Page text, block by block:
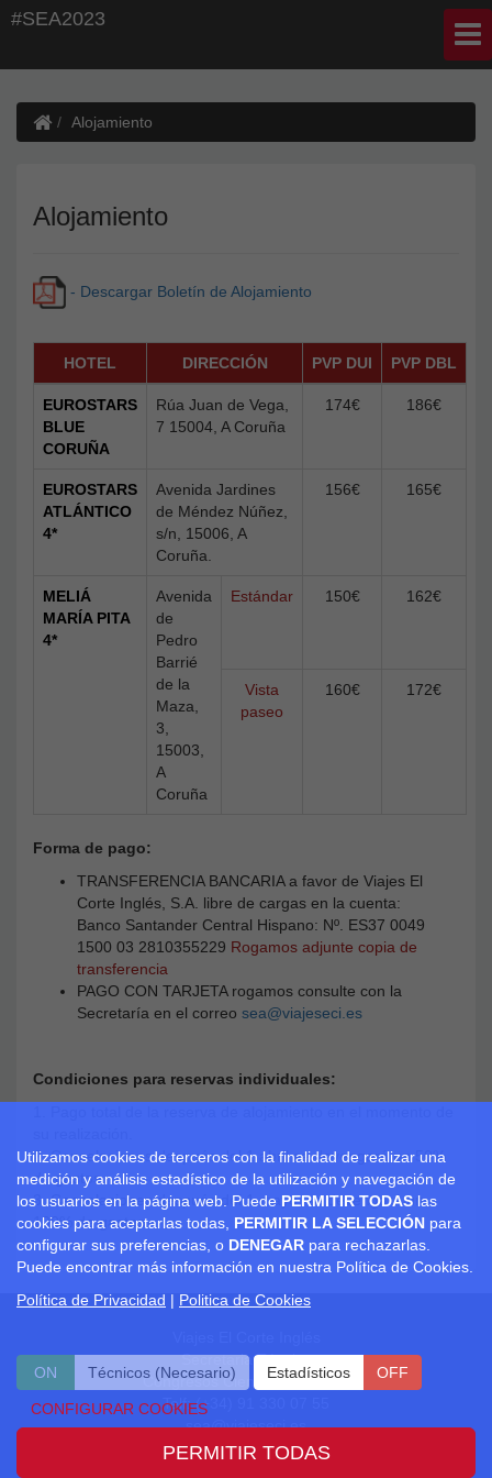
#SEA2023
Alojamiento
Alojamiento
- Descargar Boletín de Alojamiento
HOTEL DIRECCIÓN PVP DUI PVP DBL
EUROSTARS
BLUE
CORUÑA
Rúa Juan de Vega,
7 15004, A Coruña
174€ 186€
EUROSTARS
ATLÁNTICO
4*
Avenida Jardines
de Méndez Núñez,
s/n, 15006, A
Coruña.
156€ 165€
MELIÁ
MARÍA PITA
4*
Avenida
de
Pedro
Barrié
de la
Maza,
3,
15003,
A
Coruña
Estándar 150€ 162€
Vista
paseo
160€ 172€
Forma de pago:
TRANSFERENCIA BANCARIA a favor de Viajes El
Corte Inglés, S.A. libre de cargas en la cuenta:
Banco Santander Central Hispano: Nº. ES37 0049
1500 03 2810355229 Rogamos adjunte copia de
transferencia
PAGO CON TARJETA rogamos consulte con la
Secretaría en el correo sea@viajeseci.es
Condiciones para reservas individuales:
2. Cancelaciones después del 1 abril se devengará un 50%
de gastos.
3. Cancelaciones después del 1 mayo, se devengará un
100% de gastos.
Secretaria Técnica
Congresos Científico Médicos
Telf: (+34) 91 330 07 55
sea@viajeseci.es
Utilizamos cookies de terceros con la finalidad de realizar una
medición y análisis estadístico de la utilización y navegación de
los usuarios en la página web. Puede PERMITIR TODAS las
cookies para aceptarlas todas, PERMITIR LA SELECCIÓN para
configurar sus preferencias, o DENEGAR para rechazarlas.
Puede encontrar más información en nuestra Política de Cookies.
Política de Privacidad | Politica de Cookies
ON Técnicos (Necesario) OFF
ON Estadísticos OFF
CONFIGURAR COOKIES
PERMITIR TODAS